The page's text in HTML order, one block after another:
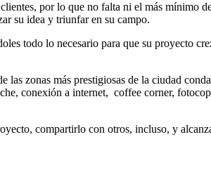
por lo que no falta ni el más mínimo
su idea y triunfar en su campo.
todo lo necesario para que su proyecto
zonas más prestigiosas de la ciudad
conexión a internet, coffee corner,
compartirlo con otros, incluso, y